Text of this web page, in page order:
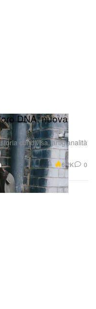
DNA: nuova
condivisa, artigianalità
6.2K 0